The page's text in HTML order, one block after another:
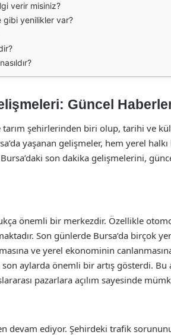
verir misiniz?
gibi yenilikler var?
Güncel
tarım şehirlerinden biri olup, tarihi ve
yaşanan gelişmeler, hem yerel
son dakika gelişmelerini,
önemli bir merkezdir. Özellikle
Son günlerde Bursa’da birçok
ve yerel ekonominin
son aylarda önemli bir artış gösterdi.
pazarlara açılım sayesinde
devam ediyor. Şehirdeki trafik